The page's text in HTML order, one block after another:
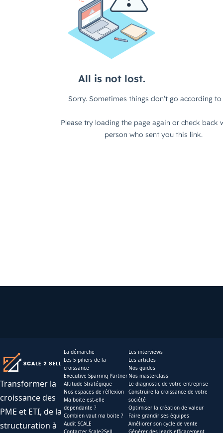
Transformer la
croissance des
PME et ETI, de la
structuration à
La démarche
Les 5 piliers de la
croissance
Executive Sparring Partner
Altitude Stratégique
Nos espaces de réflexion
Ma boite est-elle
dependante ?
Combien vaut ma boite ?
Audit SCALE
Les interviews
Les articles
Nos guides
Nos masterclass
Le diagnostic de votre entreprise
Construire la croissance de votre
société
Optimiser la création de valeur
Faire grandir ses équipes
Améliorer son cycle de vente